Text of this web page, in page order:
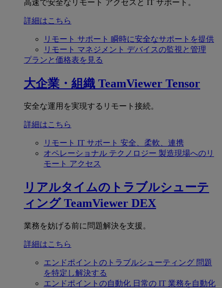
高速で安全なリモート アクセスと IT サポート。
詳細はこちら
リモート サポート 瞬時に安全なサポートを提供
リモート マネジメント デバイスの監視と管理
プランと価格表を見る
大企業・組織 TeamViewer Tensor
安全な運用を実現するリモート接続。
詳細はこちら
リモート IT サポート 安全、柔軟、連携
オペレーショナル テクノロジー 製造現場へのリ
モート アクセス
リアルタイムのトラブルシューテ
ィング TeamViewer DEX
業務を妨げる前に問題解決を支援。
詳細はこちら
エンドポイントのトラブルシューティング 問題
を特定し解決する
エンドポイントの自動化 日常の IT 業務を自動化